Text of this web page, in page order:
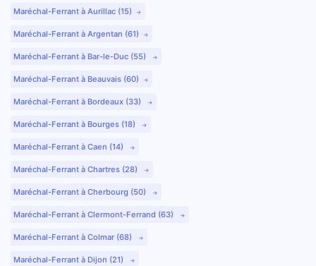
Maréchal-Ferrant à Aurillac (15)
Maréchal-Ferrant à Argentan (61)
Maréchal-Ferrant à Bar-le-Duc (55)
Maréchal-Ferrant à Beauvais (60)
Maréchal-Ferrant à Bordeaux (33)
Maréchal-Ferrant à Bourges (18)
Maréchal-Ferrant à Caen (14)
Maréchal-Ferrant à Chartres (28)
Maréchal-Ferrant à Cherbourg (50)
Maréchal-Ferrant à Clermont-Ferrand (63)
Maréchal-Ferrant à Colmar (68)
Maréchal-Ferrant à Dijon (21)